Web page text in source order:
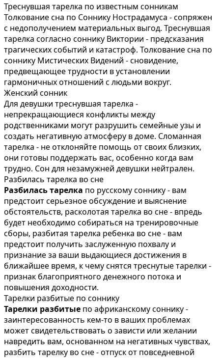
Треснувшая тарелка по известным сонникам
Толкование сна по Соннику Нострадамуса - сопряжен
с недополучением материальных выгод. Треснувшая
тарелка согласно соннику Виктории - предсказания
трагических событий и катастроф. Толкование сна по
соннику Мистических Видений - сновидение,
предвещающее трудности в установлении
гармоничных отношений с людьми вокруг.
Женский сонник
Для девушки треснувшая тарелка -
непрекращающиеся конфликты между
родственниками могут разрушить семейные узы и
создать негативную атмосферу в доме. Сломанная
тарелка - не отклоняйте помощь от своих близких,
они готовы поддержать вас, особенно когда вам
трудно. Сон для незамужней девушки нейтрален.
Разбилась тарелка во сне
Разбилась тарелка по русскому соннику - вам
предстоит серьезное обсуждение и выяснение
обстоятельств, расколотая тарелка во сне - впредь
будет необходимо собираться на тренировочные
сборы, разбитая тарелка ребенка во сне - вам
предстоит получить заслуженную похвалу и
признание за ваши выдающиеся достижения в
ближайшее время, к чему снятся треснутые тарелки -
признак благоприятного денежного потока и
повышения доходности.
Тарелки разбитые по соннику
Тарелки разбитые по африканскому соннику -
заинтересованность кем-то в ваших проблемах
может свидетельствовать о зависти или желании
навредить вам, основанном на негативных чувствах,
разбить тарелку во сне - отпуск от повседневной